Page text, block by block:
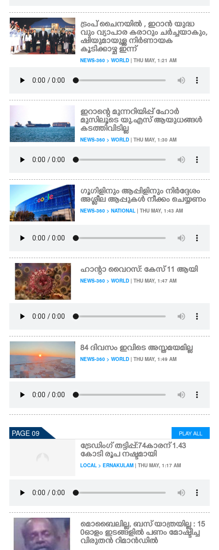
ട്രംപ് ചൈനയിൽ , ഇറാൻ യുദ്ധ
വും വ്യാപാര കരാറും ചർച്ചയാകും,
ഷിയുമായുള്ള നിർണായക
കൂടിക്കാഴ്ച ഇന്ന്
NEWS-360 > WORLD | THU MAY, 1:21 AM
ഇറാന്റെ മുന്നറിയിപ്പ് ഹോർ
മുസിലൂടെ യു.എസ് ആയുധങ്ങൾ
കടത്തിവിടില്ല
NEWS-360 > WORLD | THU MAY, 1:30 AM
ഗൂഗിളിനും ആപ്പിളിനും നിർദ്ദേശം
അശ്ലീല ആപ്പുകൾ നീക്കം ചെയ്യണം
NEWS-360 > NATIONAL | THU MAY, 1:43 AM
ഹാന്റാ വൈറസ്: കേസ് 11 ആയി
NEWS-360 > WORLD | THU MAY, 1:47 AM
84 ദിവസം ഇവിടെ അസ്തമയമില്ല
NEWS-360 > WORLD | THU MAY, 1:49 AM
PAGE 09 PLAY ALL
ട്രേഡിംഗ് തട്ടിപ്പ്:74കാരന് 1.43
കോടി രൂപ നഷ്ടമായി
LOCAL > ERNAKULAM | THU MAY, 1:17 AM
മൊബൈലില്ല, ബസ് യാത്രയില്ല : 15
0ഓളം ഇടങ്ങളിൽ പണം മോഷ്ടിച്ച
വിരുതൻ റിമാൻഡിൽ